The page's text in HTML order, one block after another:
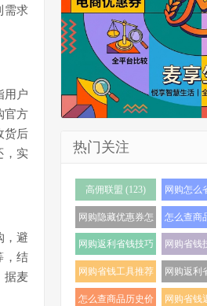
需求
用户
官方
货后
，实
，避
，结
据麦
热门关注
高佣联盟 (123) 网购怎么
网购隐藏优惠券怎
么找 (40)
怎么查商
格
网购返利省钱技巧
(35)
网购省钱
网购省钱工具推荐
(24)
网购返利
怎么查商品历史价
网购省钱